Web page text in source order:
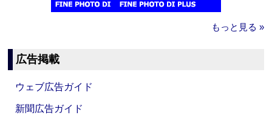
もっと見る »
広告掲載
ウェブ広告ガイド
新聞広告ガイド